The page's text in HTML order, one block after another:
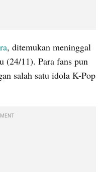
, ditemukan meninggal
(24/11). Para fans pun
salah satu idola K-Pop